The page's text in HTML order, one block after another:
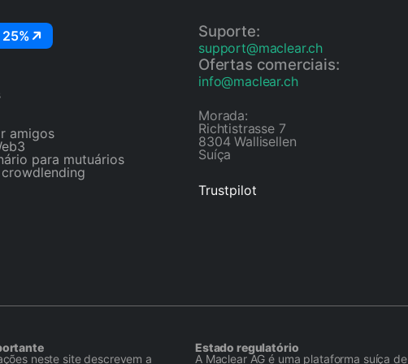
amigos
para mutuários
Suporte:
support@maclear.ch
Ofertas comerciais:
info@maclear.ch
Morada:
Richtistrasse 7
8304 Wallisellen
Suíça
Trustpilot
neste site descrevem a
Estado regulatório
A Maclear AG é uma plataforma suíça de